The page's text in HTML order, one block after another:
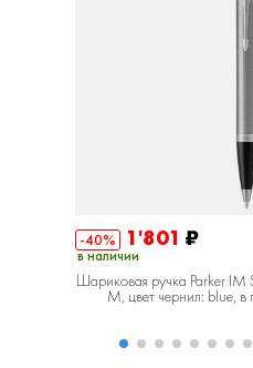
-40%
1'801 ₽
в наличии
Шариковая ручка Parker IM
M, цвет чернил: blue,